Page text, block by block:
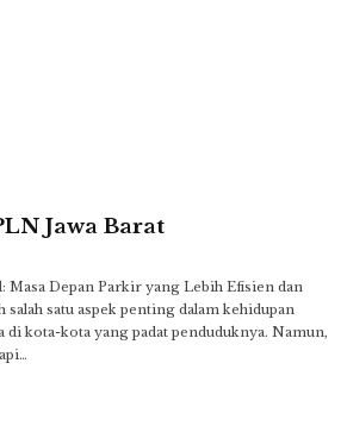
Jawa Barat
Depan Parkir yang Lebih Efisien dan
salah satu aspek penting dalam kehidupan
kota-kota yang padat penduduknya. Namun,
…